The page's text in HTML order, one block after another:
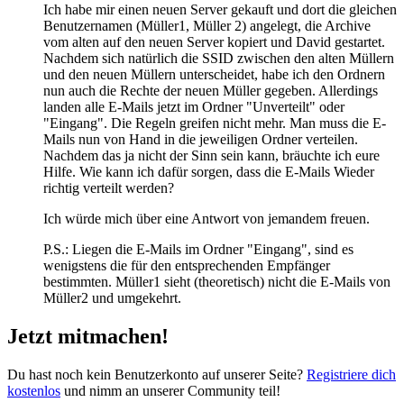
Ich habe mir einen neuen Server gekauft und dort die gleichen
Benutzernamen (Müller1, Müller 2) angelegt, die Archive
vom alten auf den neuen Server kopiert und David gestartet.
Nachdem sich natürlich die SSID zwischen den alten Müllern
und den neuen Müllern unterscheidet, habe ich den Ordnern
nun auch die Rechte der neuen Müller gegeben. Allerdings
landen alle E-Mails jetzt im Ordner "Unverteilt" oder
"Eingang". Die Regeln greifen nicht mehr. Man muss die E-
Mails nun von Hand in die jeweiligen Ordner verteilen.
Nachdem das ja nicht der Sinn sein kann, bräuchte ich eure
Hilfe. Wie kann ich dafür sorgen, dass die E-Mails Wieder
richtig verteilt werden?
Ich würde mich über eine Antwort von jemandem freuen.
P.S.: Liegen die E-Mails im Ordner "Eingang", sind es
wenigstens die für den entsprechenden Empfänger
bestimmten. Müller1 sieht (theoretisch) nicht die E-Mails von
Müller2 und umgekehrt.
Jetzt mitmachen!
Du hast noch kein Benutzerkonto auf unserer Seite? Registriere dich
kostenlos und nimm an unserer Community teil!